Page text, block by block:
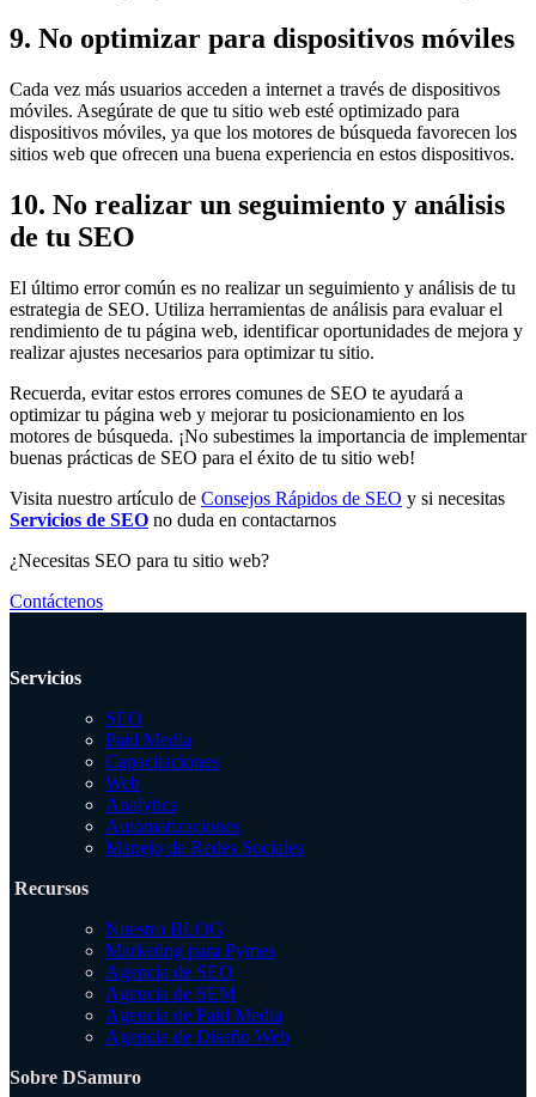
9. No optimizar para dispositivos móviles
Cada vez más usuarios acceden a internet a través de dispositivos
móviles. Asegúrate de que tu sitio web esté optimizado para
dispositivos móviles, ya que los motores de búsqueda favorecen los
sitios web que ofrecen una buena experiencia en estos dispositivos.
10. No realizar un seguimiento y análisis
de tu SEO
El último error común es no realizar un seguimiento y análisis de tu
estrategia de SEO. Utiliza herramientas de análisis para evaluar el
rendimiento de tu página web, identificar oportunidades de mejora y
realizar ajustes necesarios para optimizar tu sitio.
Recuerda, evitar estos errores comunes de SEO te ayudará a
optimizar tu página web y mejorar tu posicionamiento en los
motores de búsqueda. ¡No subestimes la importancia de implementar
buenas prácticas de SEO para el éxito de tu sitio web!
Visita nuestro artículo de Consejos Rápidos de SEO y si necesitas
Servicios de SEO no duda en contactarnos
¿Necesitas SEO para tu sitio web?
Contáctenos
Servicios
SEO
Paid Media
Capacitaciones
Web
Analytics
Automatizaciones
Manejo de Redes Sociales
Recursos
Nuestro BLOG
Marketing para Pymes
Agencia de SEO
Agencia de SEM
Agencia de Paid Media
Agencia de Diseño Web
Sobre DSamuro